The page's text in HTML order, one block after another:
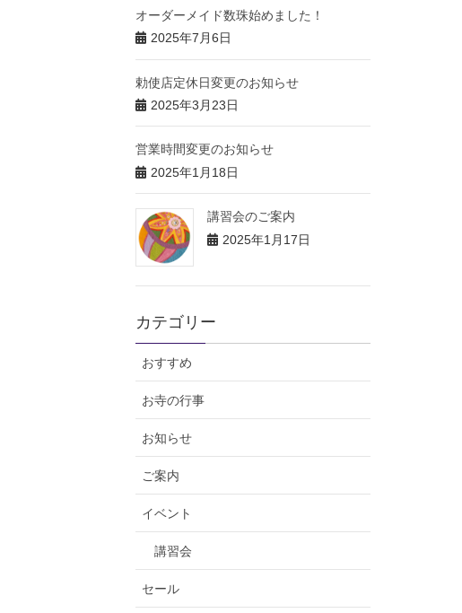
オーダーメイド数珠始めました！
2025年7月6日
勅使店定休日変更のお知らせ
2025年3月23日
営業時間変更のお知らせ
2025年1月18日
講習会のご案内
2025年1月17日
カテゴリー
おすすめ
お寺の行事
お知らせ
ご案内
イベント
講習会
セール